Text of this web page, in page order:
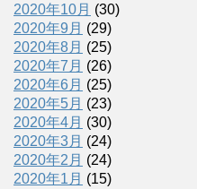
2020年10月 (30)
2020年9月 (29)
2020年8月 (25)
2020年7月 (26)
2020年6月 (25)
2020年5月 (23)
2020年4月 (30)
2020年3月 (24)
2020年2月 (24)
2020年1月 (15)